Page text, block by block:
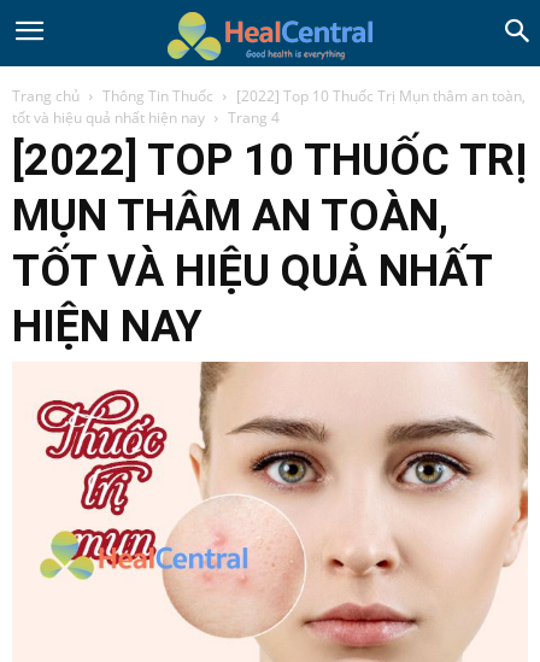
Trang chủ Thông Tin Thuốc
[2022] Top 10 Thuốc Trị Mụn thâm an toàn,
tốt và hiệu quả nhất hiện nay
Trang 4
[2022] TOP 10 THUỐC TRỊ
MỤN THÂM AN TOÀN,
TỐT VÀ HIỆU QUẢ NHẤT
HIỆN NAY